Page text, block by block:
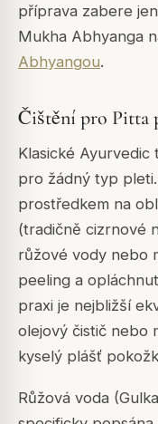
příprava zabere
Mukha Abhyanga
Abhyangou.
Čištění pro Pitta
Klasické
pro žádný typ
prostředkem na
(tradičně cizrnové
růžové vody nebo
peeling a
praxi je nejbližší
olejový čistič nebo
kyselý plášť
Růžová voda